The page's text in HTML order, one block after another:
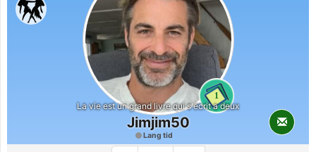
1
La vie est un grand livre qui s'écrit a deux
Jimjim50
Lang tid